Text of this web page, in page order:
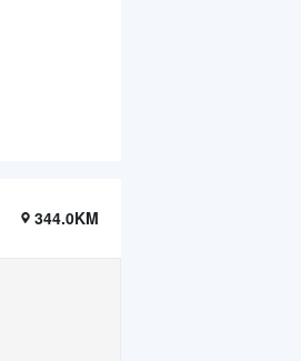
344.0KM